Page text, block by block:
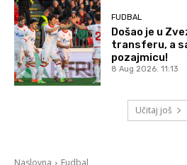
FUDBAL
Došao je u
transferu, a
pozajmicu!
8 Aug 2026. 11:13
Učitaj još